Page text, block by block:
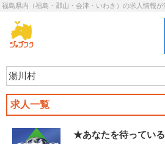
福島県内（福島・郡山・会津・いわき）の求人情報が
求人一覧
★あなたを待ってい